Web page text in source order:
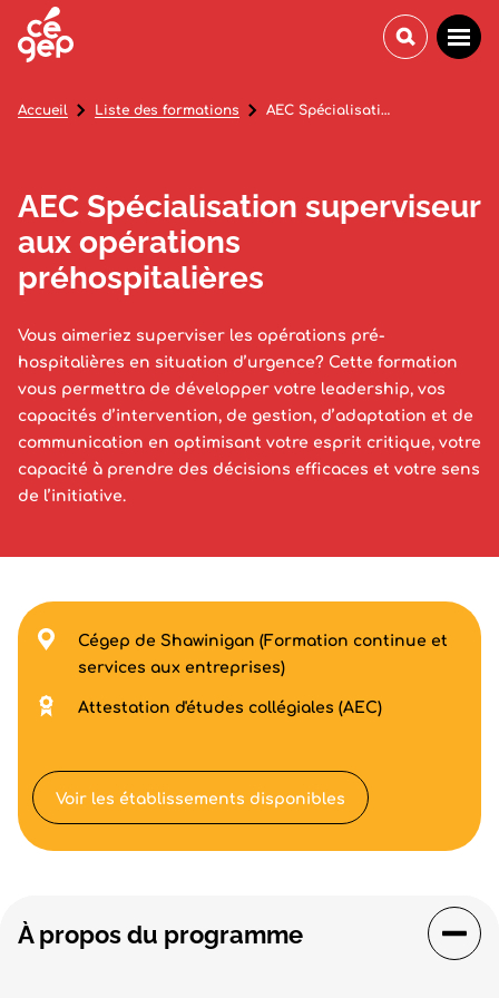
AEC Spécialisation superviseur
aux opérations
préhospitalières
Vous aimeriez superviser les opérations pré-
hospitalières en situation d’urgence? Cette formation
vous permettra de développer votre leadership, vos
capacités d’intervention, de gestion, d’adaptation et de
communication en optimisant votre esprit critique, votre
capacité à prendre des décisions efficaces et votre sens
de l’initiative.
Accueil Liste des formations AEC Spécialisation superviseur aux opérations préhospitalières
À propos du programme
Cégep de Shawinigan (Formation continue et
services aux entreprises)
Attestation d'études collégiales (AEC)
Voir les établissements disponibles